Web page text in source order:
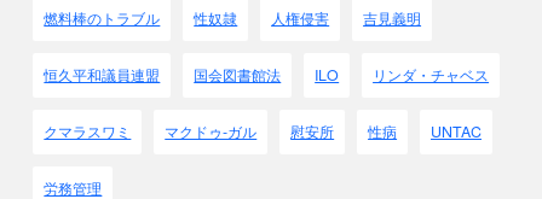
燃料棒のトラブル 性奴隷 人権侵害 吉見義明
恒久平和議員連盟 国会図書館法 ILO リンダ・チャベス
クマラスワミ マクドゥ-ガル 慰安所 性病 UNTAC
労務管理